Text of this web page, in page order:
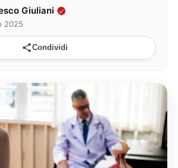
Giuliani
2025
Condividi